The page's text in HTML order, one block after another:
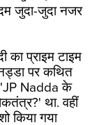
जुदा-जुदा नजर
का प्राइम टाइम
पर कथित
'JP Nadda के
था. वहीं
किया गया